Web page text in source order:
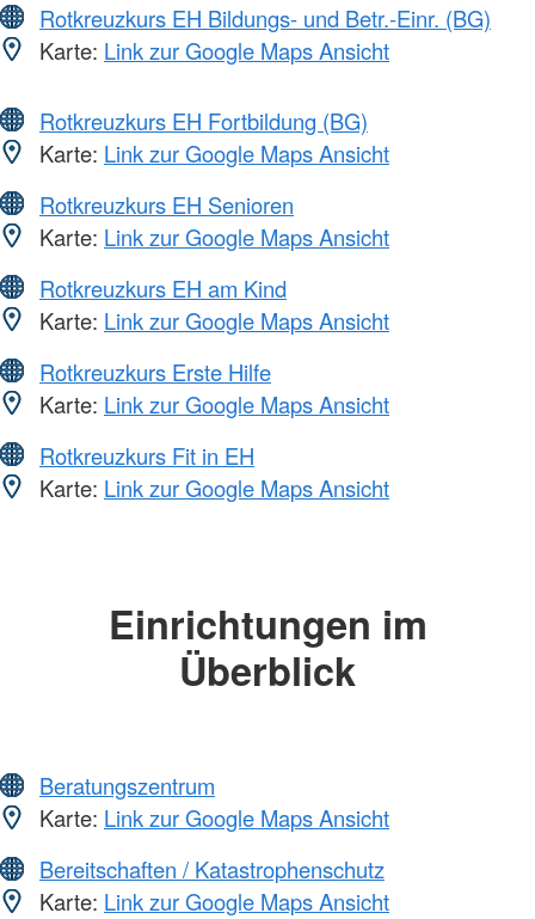
Rotkreuzkurs EH Bildungs- und Betr.-Einr. (BG)
Karte: Link zur Google Maps Ansicht
Rotkreuzkurs EH Fortbildung (BG)
Karte: Link zur Google Maps Ansicht
Rotkreuzkurs EH Senioren
Karte: Link zur Google Maps Ansicht
Rotkreuzkurs EH am Kind
Karte: Link zur Google Maps Ansicht
Rotkreuzkurs Erste Hilfe
Karte: Link zur Google Maps Ansicht
Rotkreuzkurs Fit in EH
Karte: Link zur Google Maps Ansicht
Einrichtungen im
Überblick
Beratungszentrum
Karte: Link zur Google Maps Ansicht
Bereitschaften / Katastrophenschutz
Karte: Link zur Google Maps Ansicht